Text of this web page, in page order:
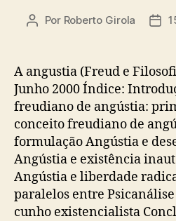
Autor
Por Roberto Girola
A angustia (Freud e
Junho 2000 Índice:
freudiano de angústia:
conceito freudiano de
formulação Angústia e
Angústia e existência
Angústia e liberdade
paralelos entre
cunho existencialista